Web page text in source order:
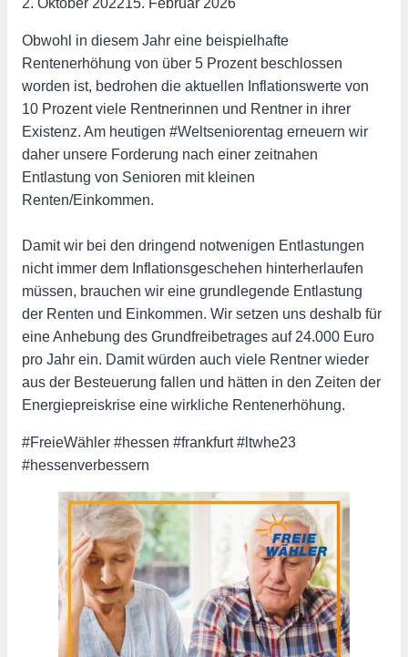
2. Oktober 202215. Februar 2026
Obwohl in diesem Jahr eine beispielhafte
Rentenerhöhung von über 5 Prozent beschlossen
worden ist, bedrohen die aktuellen Inflationswerte von
10 Prozent viele Rentnerinnen und Rentner in ihrer
Existenz. Am heutigen #Weltseniorentag erneuern wir
daher unsere Forderung nach einer zeitnahen
Entlastung von Senioren mit kleinen
Renten/Einkommen.
Damit wir bei den dringend notwenigen Entlastungen
nicht immer dem Inflationsgeschehen hinterherlaufen
müssen, brauchen wir eine grundlegende Entlastung
der Renten und Einkommen. Wir setzen uns deshalb für
eine Anhebung des Grundfreibetrages auf 24.000 Euro
pro Jahr ein. Damit würden auch viele Rentner wieder
aus der Besteuerung fallen und hätten in den Zeiten der
Energiepreiskrise eine wirkliche Rentenerhöhung.
#FreieWähler #hessen #frankfurt #ltwhe23
#hessenverbessern